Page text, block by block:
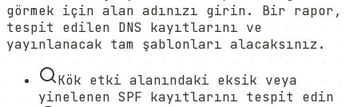
görmek için alan adınızı girin. Bir rapor,
tespit edilen DNS kayıtlarını ve
yayınlanacak tam şablonları alacaksınız.
Kök etki alanındaki eksik veya
yinelenen SPF kayıtlarını tespit edin